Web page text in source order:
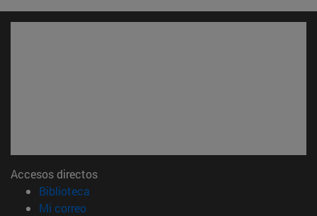
Accesos directos
Biblioteca
Mi correo(abre en nueva ventana)